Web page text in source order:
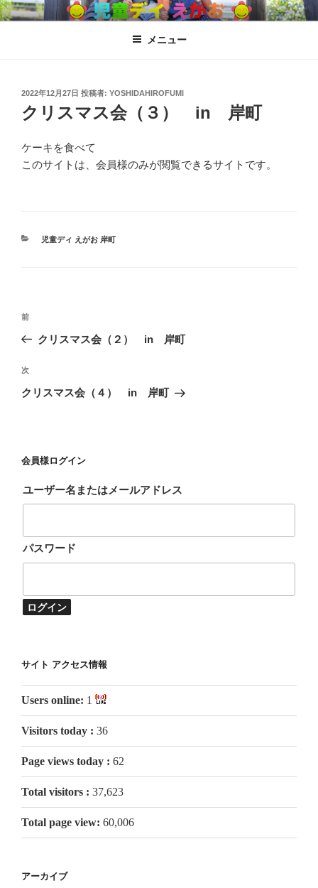
コ
ン
児童ディ えがお
児童発達支援、放課後児童ディサービス
メニュー
投
日:
2022年12月27日 投稿者: YOSHIDAHIROFUMI
クリスマス会（３） in 岸町
ケーキを食べて
このサイトは、会員様のみが閲覧できるサイトです。
カ
児童ディ えがお 岸町
投
ビ
ゲ
ン
過
去
投
稿
前
クリスマス会（２） in 岸町
次
の
次
クリスマス会（４） in 岸町
会員様ログイン
ユーザー名またはメールアドレス
パスワード
サイト アクセス情報
Users online: 1
Visitors today : 36
Page views today : 62
Total visitors : 37,623
Total page view: 60,006
アーカイブ